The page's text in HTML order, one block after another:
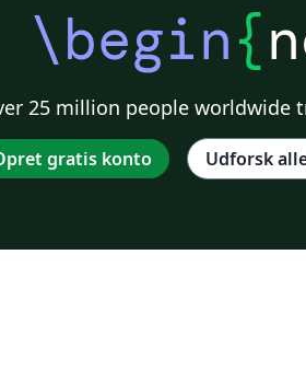
\begin{
25 million people worldwide
gratis konto Udforsk